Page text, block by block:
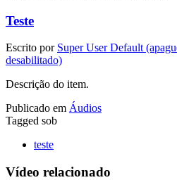
Teste
Escrito por Super User Default
desabilitado)
Descrição do item.
Publicado em Áudios
Tagged sob
teste
Vídeo relacionado